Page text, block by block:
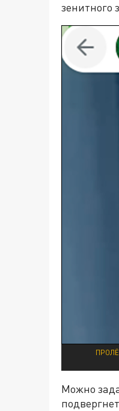
зенитного
Можно